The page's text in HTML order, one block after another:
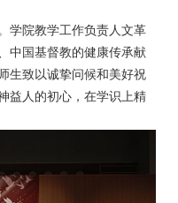
学院教学工作负责人文革
中国基督教的健康传承献
生致以诚挚问候和美好祝
益人的初心，在学识上精